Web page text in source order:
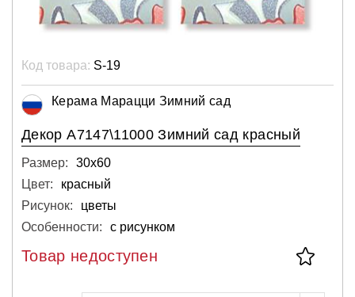
Код товара: S-19
Керама Марацци Зимний сад
Декор А7147\11000 Зимний сад красный
Размер:
30х60
Цвет:
красный
Рисунок:
цветы
Особенности:
с рисунком
Товар недоступен